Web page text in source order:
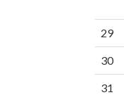
29
30
31